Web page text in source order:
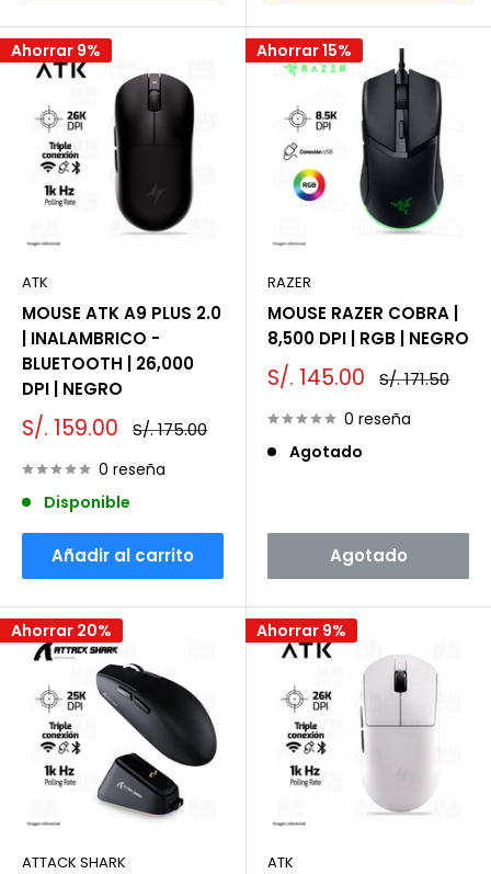
Ahorrar 9%
ATK
MOUSE ATK A9 PLUS 2.0
| INALAMBRICO -
BLUETOOTH | 26,000
DPI | NEGRO
Precio
de
venta
S/. 159.00 Precio
habitual
S/. 175.00
0 reseña
Disponible
Añadir al carrito
Ahorrar 15%
RAZER
MOUSE RAZER COBRA |
8,500 DPI | RGB | NEGRO
Precio
de
venta
S/. 145.00 Precio
habitual
S/. 171.50
0 reseña
Agotado
Agotado
Ahorrar 20%
ATTACK SHARK
Ahorrar 9%
ATK